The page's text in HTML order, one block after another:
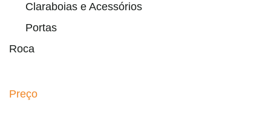
Claraboias e Acessórios
Portas
Roca
Preço